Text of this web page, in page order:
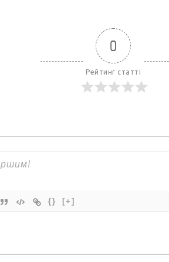
0
Рейтинг статті
{} [+]